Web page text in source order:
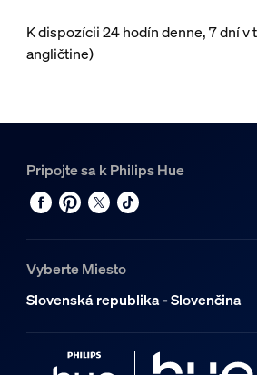
K dispozícii 24 hodín denne, 7 dní v
angličtine)
Pripojte sa k Philips Hue
Vyberte Miesto
Slovenská republika - Slovenčina